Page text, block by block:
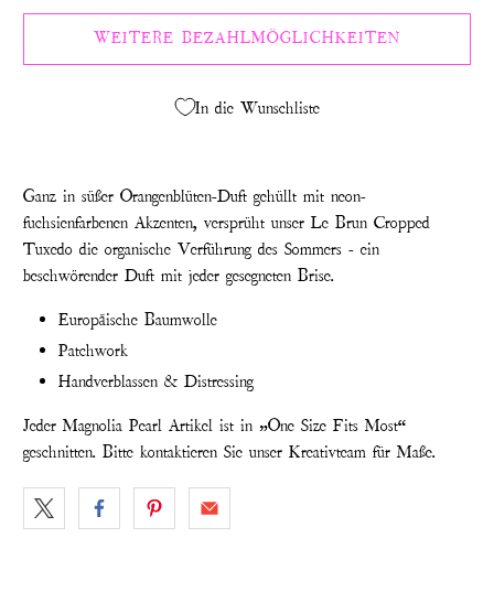
WEITERE BEZAHLMÖGLICHKEITEN
In die Wunschliste
Ganz in süßer Orangenblüten-Duft gehüllt mit neon-
fuchsienfarbenen Akzenten, versprüht unser Le Brun Cropped
Tuxedo die organische Verführung des Sommers - ein
beschwörender Duft mit jeder gesegneten Brise.
Europäische Baumwolle
Patchwork
Handverblassen & Distressing
Jeder Magnolia Pearl Artikel ist in „One Size Fits Most“
geschnitten. Bitte kontaktieren Sie unser Kreativteam für Maße.